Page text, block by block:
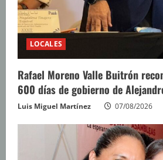
LOCALES
Rafael Moreno Valle Buitrón
600 días de gobierno de
Luis Miguel Martínez 07/08/2026